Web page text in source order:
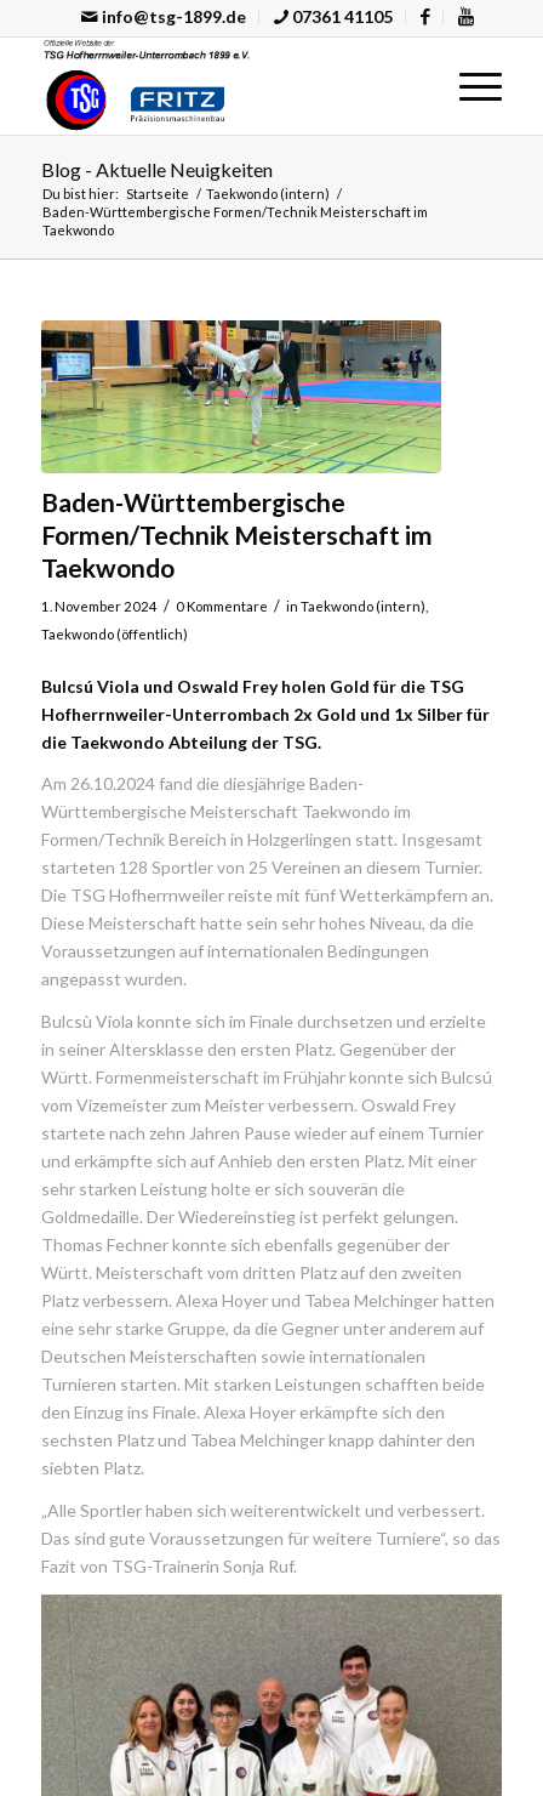
info@tsg-1899.de 07361 41105
Blog - Aktuelle Neuigkeiten
Du bist hier: Startseite / Taekwondo (intern) /
Baden-Württembergische Formen/Technik Meisterschaft im
Taekwondo
Baden-Württembergische
Formen/Technik Meisterschaft im
Taekwondo
1. November 2024 / 0 Kommentare / in Taekwondo (intern)
Taekwondo (öffentlich)
Bulcsú Viola und Oswald Frey holen Gold für die TSG
Hofherrnweiler-Unterrombach 2x Gold und 1x Silber für
die Taekwondo Abteilung der TSG.
Am 26.10.2024 fand die diesjährige Baden-
Württembergische Meisterschaft Taekwondo im
Formen/Technik Bereich in Holzgerlingen statt. Insgesamt
starteten 128 Sportler von 25 Vereinen an diesem Turnier.
Die TSG Hofherrnweiler reiste mit fünf Wetterkämpfern an.
Diese Meisterschaft hatte sein sehr hohes Niveau, da die
Voraussetzungen auf internationalen Bedingungen
angepasst wurden.
Bulcsù Viola konnte sich im Finale durchsetzen und erzielte
in seiner Altersklasse den ersten Platz. Gegenüber der
Württ. Formenmeisterschaft im Frühjahr konnte sich Bulcsú
vom Vizemeister zum Meister verbessern. Oswald Frey
startete nach zehn Jahren Pause wieder auf einem Turnier
und erkämpfte sich auf Anhieb den ersten Platz. Mit einer
sehr starken Leistung holte er sich souverän die
Goldmedaille. Der Wiedereinstieg ist perfekt gelungen.
Thomas Fechner konnte sich ebenfalls gegenüber der
Württ. Meisterschaft vom dritten Platz auf den zweiten
Platz verbessern. Alexa Hoyer und Tabea Melchinger hatten
eine sehr starke Gruppe, da die Gegner unter anderem auf
Deutschen Meisterschaften sowie internationalen
Turnieren starten. Mit starken Leistungen schafften beide
den Einzug ins Finale. Alexa Hoyer erkämpfte sich den
sechsten Platz und Tabea Melchinger knapp dahinter den
siebten Platz.
„Alle Sportler haben sich weiterentwickelt und verbessert.
Das sind gute Voraussetzungen für weitere Turniere“, so das
Fazit von TSG-Trainerin Sonja Ruf.